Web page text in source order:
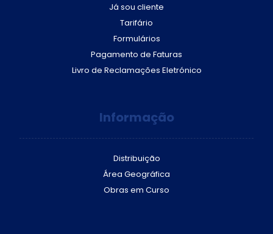
Já sou cliente
Tarifário
Formulários
Pagamento de Faturas
Livro de Reclamações Eletrónico
Informação
Distribuição
Área Geográfica
Obras em Curso